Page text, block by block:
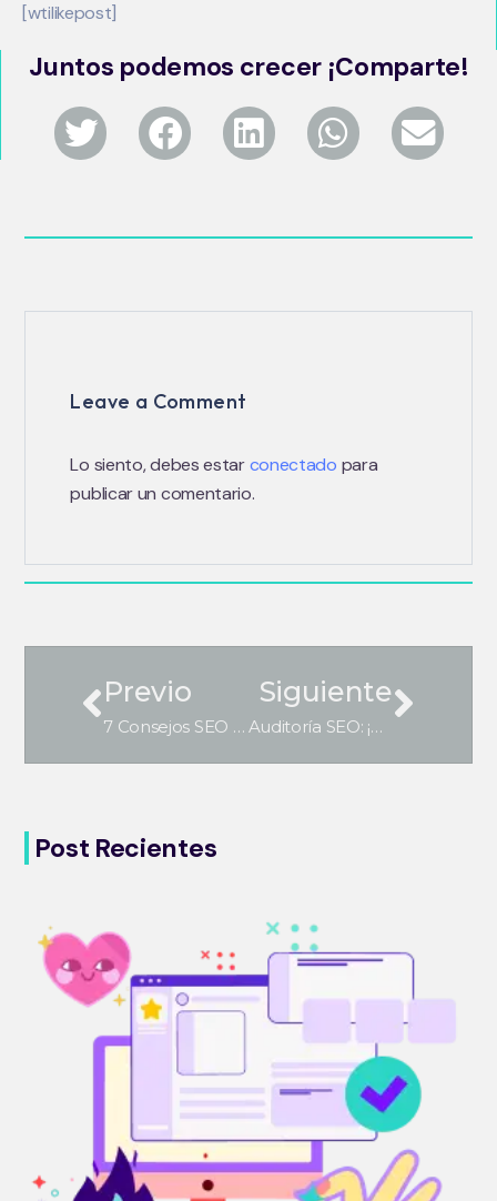
[wtilikepost]
Juntos podemos crecer ¡Comparte!
Leave a Comment
Lo siento, debes estarconectado para
publicar un comentario.
Previo
7 Consejos SEO para posicionar tu página web
Siguiente
Auditoría SEO: ¡Analiza tu web y potencia tus resultados!
Post Recientes